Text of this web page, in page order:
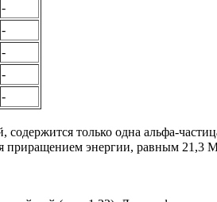
-
-
-
-
-
содержится только одна альфа-
приращением энергии, равным 21,3